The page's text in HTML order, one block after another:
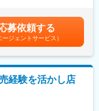
カンの開発で最も重要
れるのかを想像して
に携われる時間を創り
クトを進めながら学ん
操作案内
続き
けた改善活動にも携わ
った傾聴力や提案力を
へ成長できる環境で
て上下する可能性があ
記です。
募依頼する
ージェントサービス）
経験を活かし店